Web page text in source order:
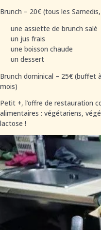
Brunch – 20€ (tous les
une assiette de brunch salé
un jus frais
une boisson chaude
un dessert
Brunch dominical – 25€ (buffet
mois)
Petit +, l’offre de restauration
alimentaires : végétariens,
lactose !